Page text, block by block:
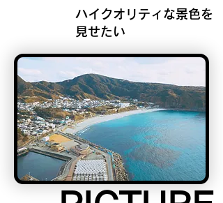
ハイクオリティな景色を
見せたい